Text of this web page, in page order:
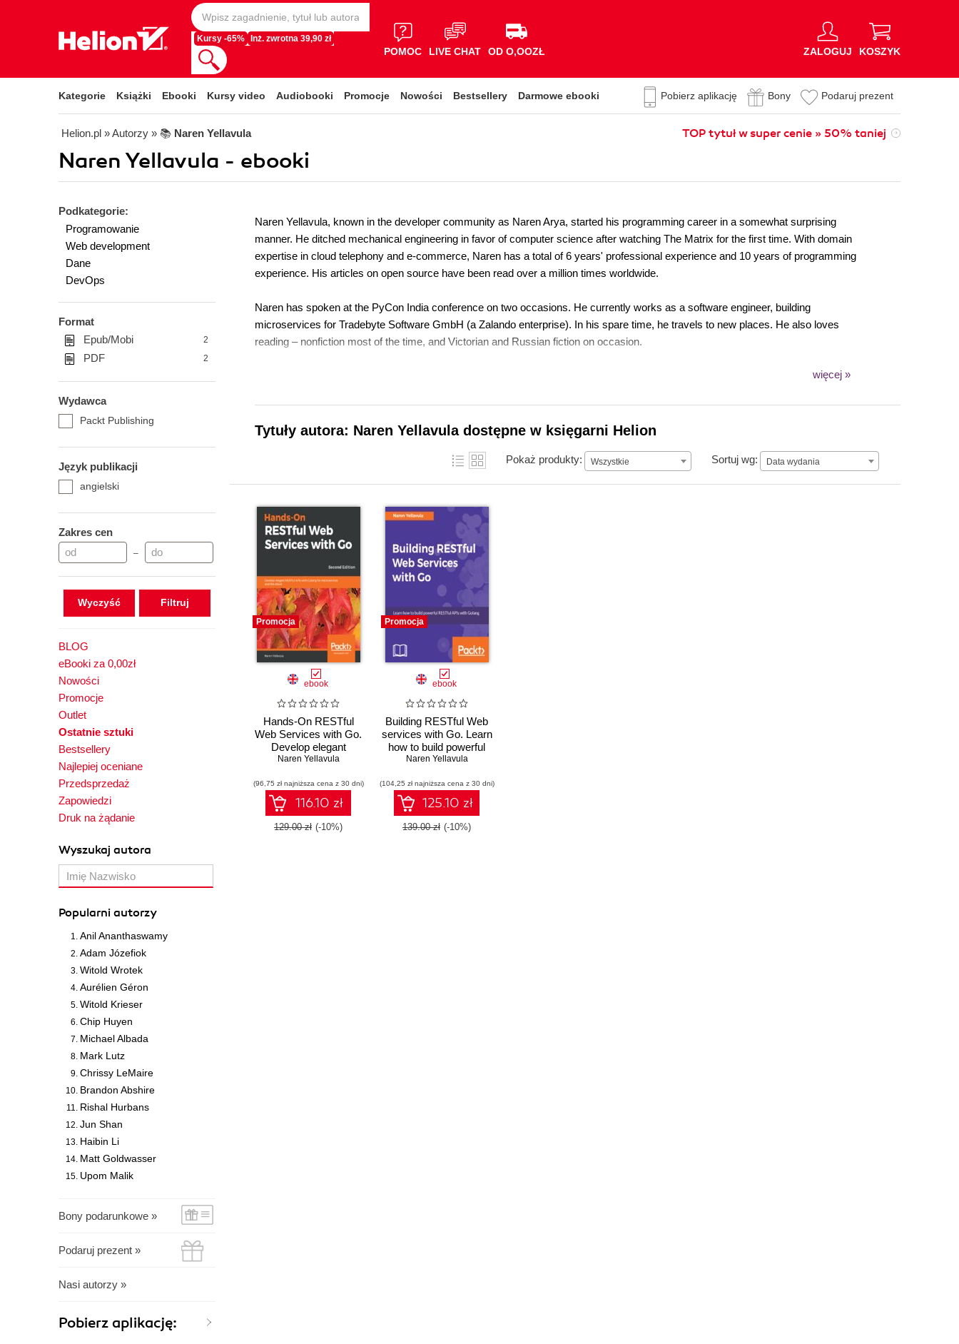
Kursy -65% Inż. zwrotna 39,90 zł
POMOC LIVE CHAT OD O,OOZŁ ZALOGUJ KOSZYK
Kategorie Książki Ebooki Kursy video Audiobooki Promocje Nowości Bestsellery Darmowe ebooki Pobierz aplikację Bony Podaruj prezent
Helion.pl » Autorzy » 📚 Naren Yellavula TOP tytuł w super cenie » 50% taniej
Naren Yellavula - ebooki
Podkategorie:
Programowanie
Web development
Dane
DevOps
Format
Epub/Mobi
2
PDF 2
Wydawca
Packt Publishing
Język publikacji
angielski
Zakres cen
–
Wyczyść
BLOG
eBooki za 0,00zł
Nowości
Promocje
Outlet
Ostatnie sztuki
Bestsellery
Najlepiej oceniane
Przedsprzedaż
Zapowiedzi
Druk na żądanie
Wyszukaj autora
Popularni autorzy
Anil Ananthaswamy
Adam Józefiok
Witold Wrotek
Aurélien Géron
Witold Krieser
Chip Huyen
Michael Albada
Mark Lutz
Chrissy LeMaire
Brandon Abshire
Rishal Hurbans
Jun Shan
Haibin Li
Matt Goldwasser
Upom Malik
Bony podarunkowe »
Podaruj prezent »
Nasi autorzy »
Pobierz aplikację:
Naren Yellavula, known in the developer community as Naren Arya, started his programming career in a somewhat surprising
manner. He ditched mechanical engineering in favor of computer science after watching The Matrix for the first time. With domain
expertise in cloud telephony and e-commerce, Naren has a total of 6 years' professional experience and 10 years of programming
experience. His articles on open source have been read over a million times worldwide.
Naren has spoken at the PyCon India conference on two occasions. He currently works as a software engineer, building
microservices for Tradebyte Software GmbH (a Zalando enterprise). In his spare time, he travels to new places. He also loves
reading – nonfiction most of the time, and Victorian and Russian fiction on occasion.
więcej »
Tytuły autora: Naren Yellavula dostępne w księgarni Helion
Pokaż produkty: Wszystkie Sortuj wg: Data wydania
Data wydania
Promocja
ebook
Hands-On RESTful
Web Services with Go.
Develop elegant
RESTful APIs with
microservices and the
cloud - Second Edition
Naren Yellavula
(96,75 zł najniższa cena z 30 dni)
116.10 zł
129.00 zł (-10%)
Promocja
ebook
Building RESTful Web
services with Go. Learn
how to build powerful
RESTful APIs with
gracefully
Naren Yellavula
(104,25 zł najniższa cena z 30 dni)
125.10 zł
139.00 zł (-10%)